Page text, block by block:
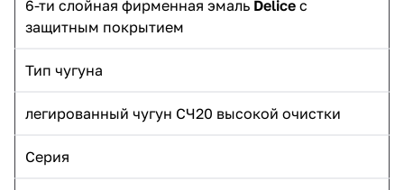
6-ти слойная фирменная эмаль Delice с
защитным покрытием
Тип чугуна
легированный чугун СЧ20 высокой очистки
Серия